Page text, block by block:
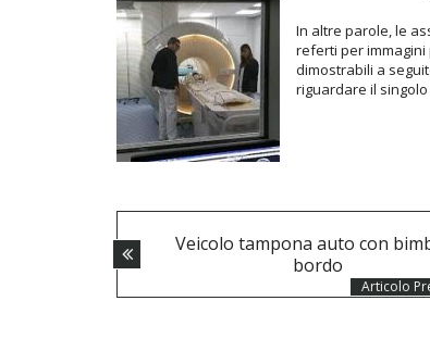
In altre parole, le
referti per
dimostrabili a
riguardare il singolo
POSTS
NAVIGATION
Articolo
Veicolo tampona auto con
bordo